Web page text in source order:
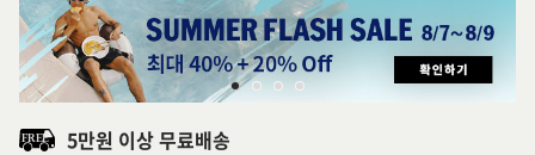
5만원 이상 무료배송